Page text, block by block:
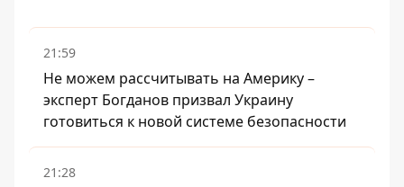
21:59
Не можем рассчитывать на Америку –
эксперт Богданов призвал Украину
готовиться к новой системе безопасности
21:28